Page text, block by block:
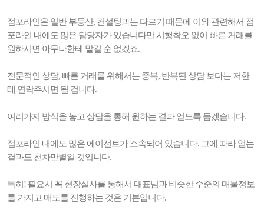
점포라인은 일반 부동산, 컨설팅과는 다르기 때문에 이와 관련해서 점
포라인 내에도 많은 담당자가 있습니다만 시행착오 없이 빠른 거래를
원하시면 아무나한테 맡길 순 없겠죠.
전문적인 상담, 빠른 거래를 위해서는 중복, 반복된 상담 보다는 저한
테 연락주시면 될 겁니다.
여러가지 방식을 놓고 상담을 통해 원하는 결과 얻도록 돕겠습니다.
점포라인 내에도 많은 에이전트가 소속되어 있습니다. 그에 따라 얻는
결과도 천차만별일 것입니다.
특히! 필요시 꼭 현장실사를 통해서 대표님과 비슷한 수준의 매물정보
를 가지고 매도를 진행하는 것은 기본입니다.